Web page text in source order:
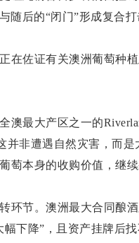
随后的“闭门”形成复合
在佐证有关澳洲葡萄种
澳最大产区之一的
非遭遇自然灾害，而
萄本身的收购价值，继
环节。澳洲最大合同酿
下降”，且资产挂牌后